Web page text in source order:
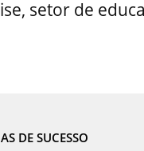
setor de
DE SUCESSO